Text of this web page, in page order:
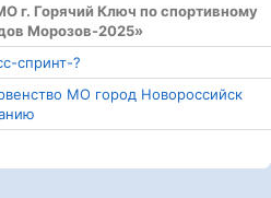
г. Горячий Ключ по спортивному
Морозов-2025»
спринт-?
МО город Новороссийск